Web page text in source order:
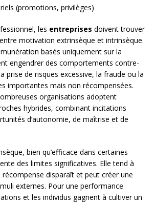
(promotions, privilèges)
les entreprises doivent trouver
motivation extrinsèque et intrinsèque.
basés uniquement sur la
engendrer des comportements contre-
prise de risques excessive, la fraude ou la
importantes mais non récompensées.
organisations adoptent
hybrides, combinant incitations
d’autonomie, de maîtrise et de
bien qu’efficace dans certaines
des limites significatives. Elle tend à
disparaît et peut créer une
externes. Pour une performance
et les individus gagnent à cultiver un